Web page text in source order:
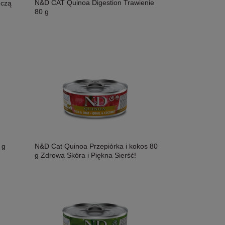
N&D CAT Quinoa Digestion Trawienie
80 g
N&D Cat Quinoa Przepiórka i kokos 80
g Zdrowa Skóra i Piękna Sierść!